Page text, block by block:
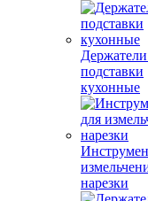
подставки
кухонные
нарезки